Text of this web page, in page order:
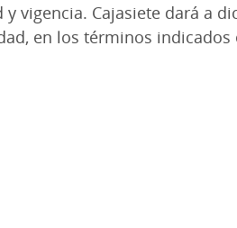
vigencia. Cajasiete dará a
en los términos indicados